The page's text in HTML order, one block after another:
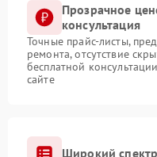
Прозрачное
консультация
Точные прайс-листы,
ремонта, отсутствие
бесплатной
сайте
Широкий